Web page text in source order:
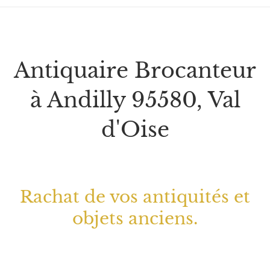
Antiquaire Brocanteur
à Andilly 95580, Val
d'Oise
Rachat de vos antiquités et
objets anciens.